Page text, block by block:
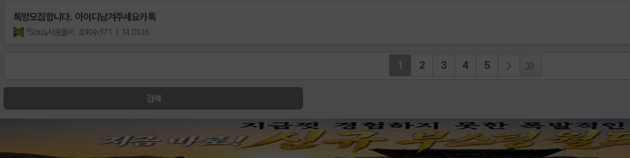
톡방모집합니다. 아이디남겨주세요카톡
『Soul』시공돌이 조회수:171 | 14.01.16
1 2 3 4 5
검색